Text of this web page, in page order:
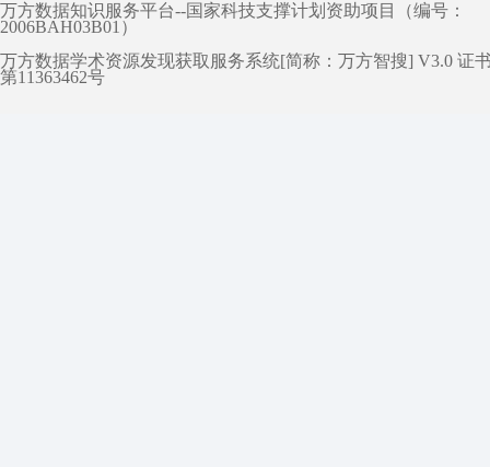
万方数据知识服务平台--国家科技支撑计划资助项目（编号：
2006BAH03B01）
万方数据学术资源发现获取服务系统[简称：万方智搜] V3.0 证
第11363462号